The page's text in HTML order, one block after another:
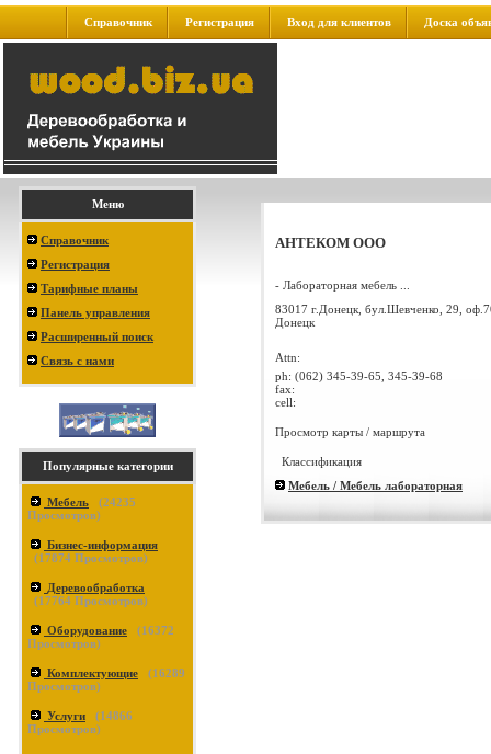
Справочник Регистрация Вход для клиентов Доска
Меню
Справочник
Регистрация
Тарифные планы
Панель управления
Расширенный поиск
Связь с нами
Популярные категории
Мебель (24235
Просмотров)
Бизнес-информация
(17874 Просмотров)
Деревообработка
(17764 Просмотров)
Оборудование (16372
Просмотров)
Комплектующие (16289
Просмотров)
Услуги (14866
Просмотров)
АНТЕКОМ ООО
- Лабораторная мебель ...
83017 г.Донецк, бул.Шевченко, 29,
Донецк
Attn:
ph: (062) 345-39-65, 345-39-68
fax:
cell:
Просмотр карты / маршрута
Классификация
Мебель / Мебель лабораторная